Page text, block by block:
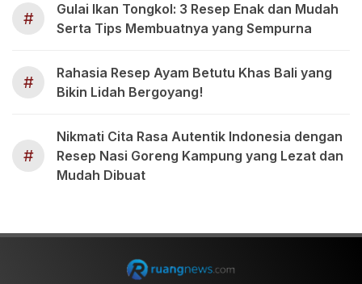
#
Gulai Ikan Tongkol: 3 Resep Enak dan Mudah
Serta Tips Membuatnya yang Sempurna
#
Rahasia Resep Ayam Betutu Khas Bali yang
Bikin Lidah Bergoyang!
#
Nikmati Cita Rasa Autentik Indonesia dengan
Resep Nasi Goreng Kampung yang Lezat dan
Mudah Dibuat